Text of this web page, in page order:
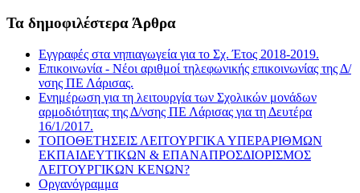
Τα δημοφιλέστερα Άρθρα
Εγγραφές στα νηπιαγωγεία για το Σχ. Έτος 2018-2019.
Επικοινωνία - Νέοι αριθμοί τηλεφωνικής επικοινωνίας της Δ/
νσης ΠΕ Λάρισας.
Ενημέρωση για τη λειτουργία των Σχολικών μονάδων
αρμοδιότητας της Δ/νσης ΠΕ Λάρισας για τη Δευτέρα
16/1/2017.
ΤΟΠΟΘΕΤΗΣΕΙΣ ΛΕΙΤΟΥΡΓΙΚΑ ΥΠΕΡΑΡΙΘΜΩΝ
ΕΚΠΑΙΔΕΥΤΙΚΩΝ & ΕΠΑΝΑΠΡΟΣΔΙΟΡΙΣΜΟΣ
ΛΕΙΤΟΥΡΓΙΚΩΝ ΚΕΝΩΝ?
Οργανόγραμμα